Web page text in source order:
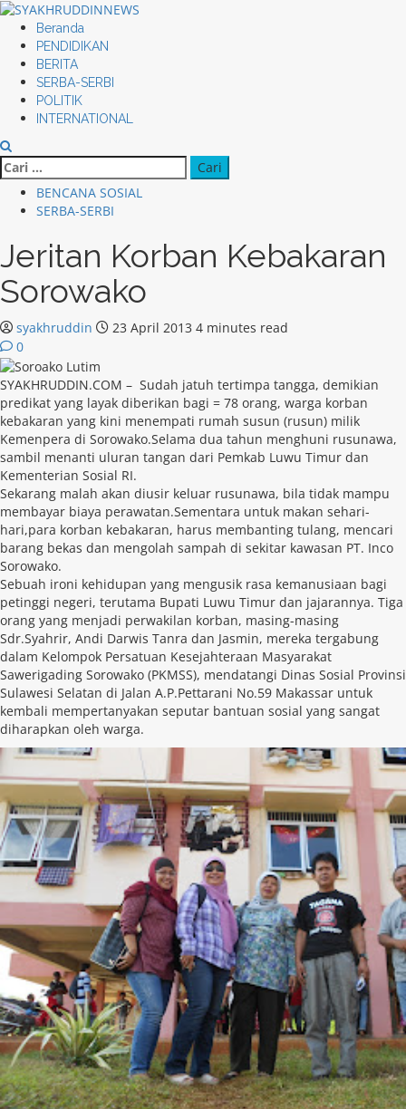
Skip
content
Primary
Menu
Beranda
PENDIDIKAN
BERITA
SERBA-SERBI
POLITIK
INTERNATIONAL
Cari
untuk:
BENCANA SOSIAL
SERBA-SERBI
Jeritan Korban Kebakaran
Sorowako
syakhruddin 23 April 2013 4 minutes read
0
SYAKHRUDDIN.COM – Sudah jatuh tertimpa tangga, demikian
predikat yang layak diberikan bagi = 78 orang, warga korban
kebakaran yang kini menempati rumah susun (rusun) milik
Kemenpera di Sorowako.Selama dua tahun menghuni rusunawa,
sambil menanti uluran tangan dari Pemkab Luwu Timur dan
Kementerian Sosial RI.
Sekarang malah akan diusir keluar rusunawa, bila tidak mampu
membayar biaya perawatan.Sementara untuk makan sehari-
hari,para korban kebakaran, harus membanting tulang, mencari
barang bekas dan mengolah sampah di sekitar kawasan PT. Inco
Sorowako.
Sebuah ironi kehidupan yang mengusik rasa kemanusiaan bagi
petinggi negeri, terutama Bupati Luwu Timur dan jajarannya. Tiga
orang yang menjadi perwakilan korban, masing-masing
Sdr.Syahrir, Andi Darwis Tanra dan Jasmin, mereka tergabung
dalam Kelompok Persatuan Kesejahteraan Masyarakat
Sawerigading Sorowako (PKMSS), mendatangi Dinas Sosial Provinsi
Sulawesi Selatan di Jalan A.P.Pettarani No.59 Makassar untuk
kembali mempertanyakan seputar bantuan sosial yang sangat
diharapkan oleh warga.